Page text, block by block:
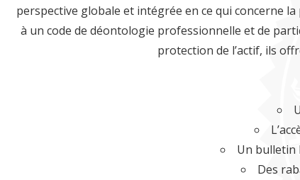
perspective globale et intégrée en ce qui concerne
à un code de déontologie professionnelle et de
protection de l’actif, ils
Un bulletin
Des